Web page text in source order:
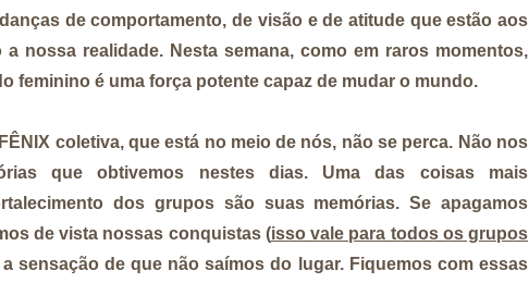
de comportamento, de visão e de atitude que estão aos
nossa realidade. Nesta semana, como em raros momentos,
feminino é uma força potente capaz de mudar o mundo.
coletiva, que está no meio de nós, não se perca. Não nos
que obtivemos nestes dias. Uma das coisas mais
dos grupos são suas memórias. Se apagamos
de vista nossas conquistas (isso vale para todos os grupos
sensação de que não saímos do lugar. Fiquemos com essas